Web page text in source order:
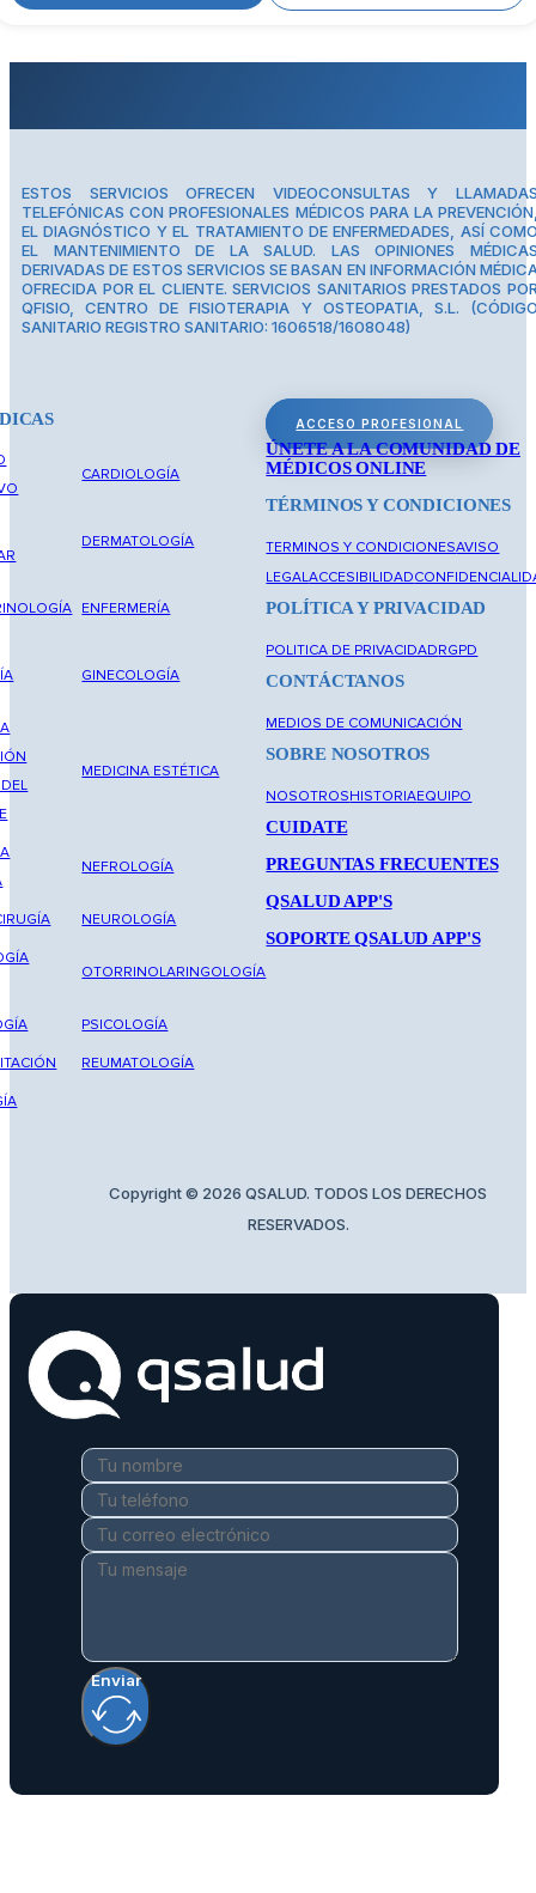
ESTOS SERVICIOS OFRECEN VIDEOCONSULTAS Y
TELEFÓNICAS CON PROFESIONALES MÉDICOS PARA LA
EL DIAGNÓSTICO Y EL TRATAMIENTO DE ENFERMEDADES, ASÍ
EL MANTENIMIENTO DE LA SALUD. LAS OPINIONES
DERIVADAS DE ESTOS SERVICIOS SE BASAN EN INFORMACIÓN
OFRECIDA POR EL CLIENTE. SERVICIOS SANITARIOS PRESTADOS
QFISIO, CENTRO DE FISIOTERAPIA Y OSTEOPATIA, S.L.
SANITARIO REGISTRO SANITARIO: 1606518/1608048)
CARDIOLOGÍA
DERMATOLOGÍA
ENFERMERÍA
GINECOLOGÍA
MEDICINA ESTÉTICA
NEFROLOGÍA
NEUROLOGÍA
OTORRINOLARINGOLOGÍA
PSICOLOGÍA
REUMATOLOGÍA
ACCESO PROFESIONAL
ÚNETE A LA COMUNIDAD DE
MÉDICOS ONLINE
TÉRMINOS Y CONDICIONES
TERMINOS Y CONDICIONESAVISO
LEGALACCESIBILIDAD
POLÍTICA Y PRIVACIDAD
POLITICA DE PRIVACIDADRGPD
CONTÁCTANOS
MEDIOS DE COMUNICACIÓN
SOBRE NOSOTROS
NOSOTROSHISTORIAEQUIPO
CUIDATE
PREGUNTAS FRECUENTES
QSALUD APP'S
SOPORTE QSALUD APP'S
Copyright © 2026 QSALUD. TODOS LOS DERECHOS
RESERVADOS.
Enviar